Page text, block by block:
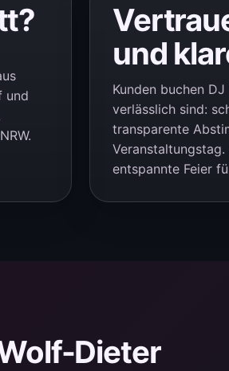
und
und
Kunden buchen
verlässlich sind:
transparente
entspannte Feier
Dieter